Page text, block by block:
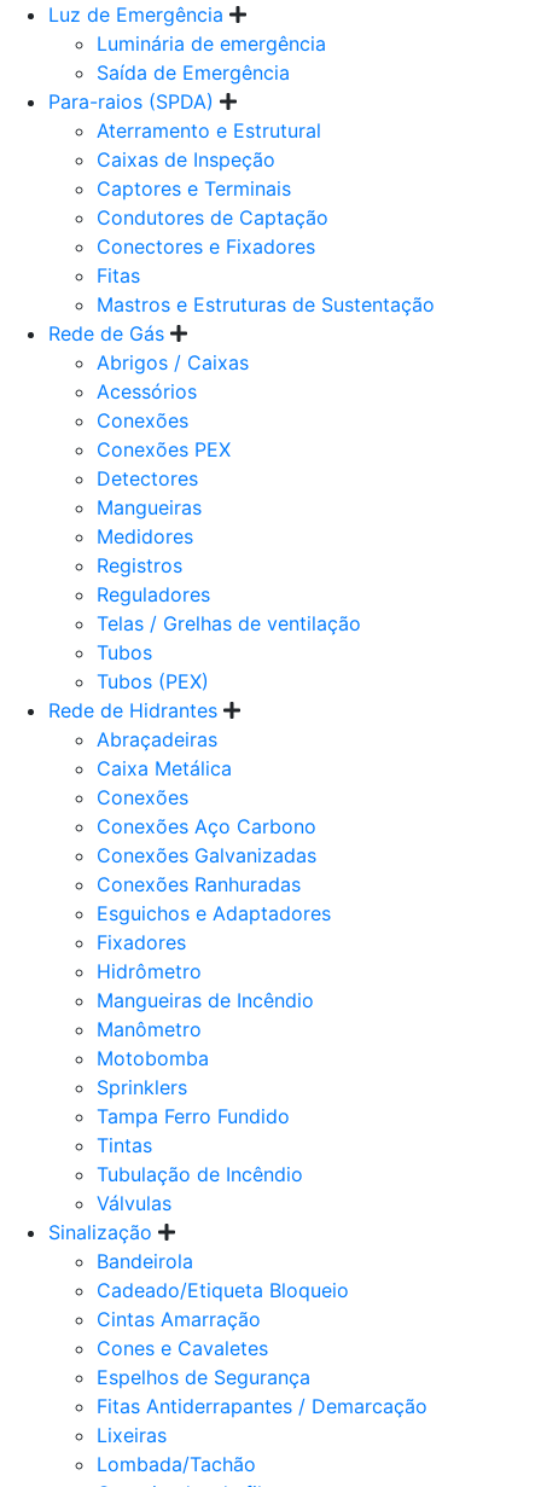
Luz de Emergência
Luminária de emergência
Saída de Emergência
Para-raios (SPDA)
Aterramento e Estrutural
Caixas de Inspeção
Captores e Terminais
Condutores de Captação
Conectores e Fixadores
Fitas
Mastros e Estruturas de Sustentação
Rede de Gás
Abrigos / Caixas
Acessórios
Conexões
Conexões PEX
Detectores
Mangueiras
Medidores
Registros
Reguladores
Telas / Grelhas de ventilação
Tubos
Tubos (PEX)
Rede de Hidrantes
Abraçadeiras
Caixa Metálica
Conexões
Conexões Aço Carbono
Conexões Galvanizadas
Conexões Ranhuradas
Esguichos e Adaptadores
Fixadores
Hidrômetro
Mangueiras de Incêndio
Manômetro
Motobomba
Sprinklers
Tampa Ferro Fundido
Tintas
Tubulação de Incêndio
Válvulas
Sinalização
Bandeirola
Cadeado/Etiqueta Bloqueio
Cintas Amarração
Cones e Cavaletes
Espelhos de Segurança
Fitas Antiderrapantes / Demarcação
Lixeiras
Lombada/Tachão